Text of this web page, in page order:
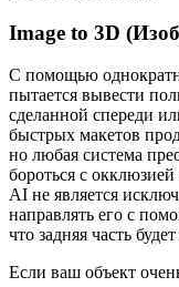
Image to 3D
С помощью
пытается вывести
сделанной спереди
быстрых макетов
но любая система
бороться с
AI не является
направлять его с
что задняя часть
Если ваш объект